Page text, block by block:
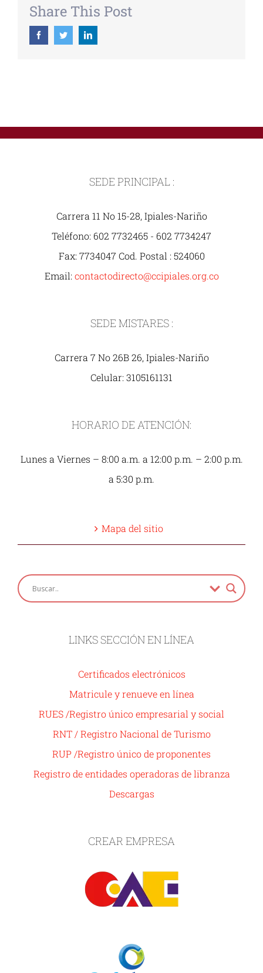
Share This Post
FacebookTwitterLinkedin
SEDE PRINCIPAL :
Carrera 11 No 15-28, Ipiales-Nariño
Teléfono: 602 7732465 - 602 7734247
Fax: 7734047 Cod. Postal : 524060
Email: contactodirecto@ccipiales.org.co
SEDE MISTARES :
Carrera 7 No 26B 26, Ipiales-Nariño
Celular: 3105161131
HORARIO DE ATENCIÓN:
Lunes a Viernes – 8:00 a.m. a 12:00 p.m. – 2:00 p.m.
a 5:30 p.m.
Mapa del sitio
LINKS SECCIÓN EN LÍNEA
Certificados electrónicos
Matricule y renueve en línea
RUES /Registro único empresarial y social
RNT / Registro Nacional de Turismo
RUP /Registro único de proponentes
Registro de entidades operadoras de libranza
Descargas
CREAR EMPRESA